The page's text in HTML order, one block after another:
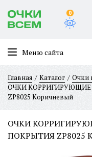
0
Меню сайта
Главная Каталог
Очки
ОЧКИ КОРРИГИРУЮЩИЕ
ZP8025 Коричневый
ОЧКИ
ПОКРЫТИЯ ZP8025